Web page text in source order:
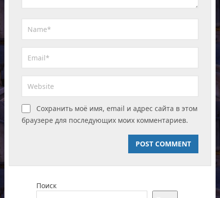
Сохранить моё имя, email и адрес сайта в этом
браузере для последующих моих комментариев.
Поиск